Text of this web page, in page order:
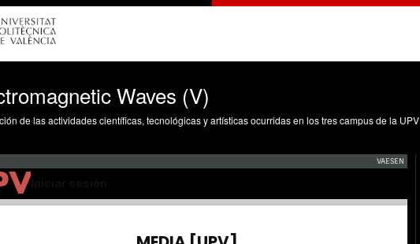
Waves (V)
de las actividades científicas, tecnológicas y artísticas ocurridas en los tres campus de la UPV